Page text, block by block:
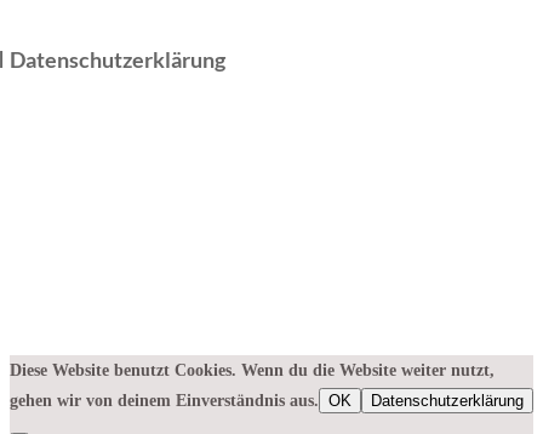
Datenschutzerklärung
Diese Website benutzt Cookies. Wenn du die Website weiter nutzt,
gehen wir von deinem Einverständnis aus. OK Datenschutzerklärung